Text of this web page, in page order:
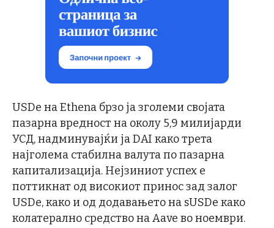
USDe на Ethena брзо ја зголеми својата
пазарна вредност на околу 5,9 милијарди
УСД, надминувајќи ја DAI како трета
најголема стабилна валута по пазарна
капитализација. Нејзиниот успех е
поттикнат од високиот принос зад залог
USDe, како и од додавањето на sUSDe како
колатерално средство на Aave во ноември.